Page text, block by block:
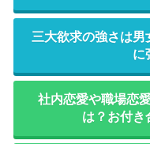
三大欲求の強さは
に
社内恋愛や職場恋
は？お付き